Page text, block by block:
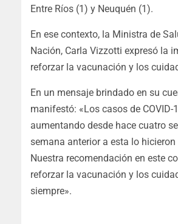
Entre Ríos (1) y Neuquén (1).
En ese contexto, la Ministra de
Nación, Carla Vizzotti expresó la
reforzar la vacunación y los
En un mensaje brindado en su
manifestó: «Los casos de COVID-
aumentando desde hace cuatro
semana anterior a esta lo hicieron
Nuestra recomendación en este
reforzar la vacunación y los
siempre».